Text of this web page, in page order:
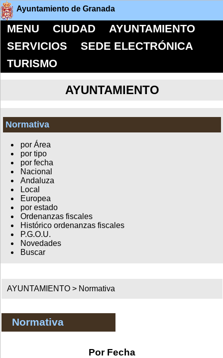
Ayuntamiento de Granada
MENU CIUDAD
AYUNTAMIENTO
SERVICIOS
SEDE ELECTRÓNICA
TURISMO
AYUNTAMIENTO
Normativa
por Área
por tipo
por fecha
Nacional
Andaluza
Local
Europea
por estado
Ordenanzas fiscales
Histórico ordenanzas fiscales
P.G.O.U.
Novedades
Buscar
AYUNTAMIENTO > Normativa
Normativa
Por Fecha